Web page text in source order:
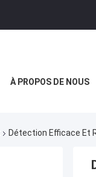
À PROPOS DE NOUS
Détection Efficace Et